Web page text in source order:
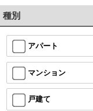
種別
アパート
マンション
戸建て